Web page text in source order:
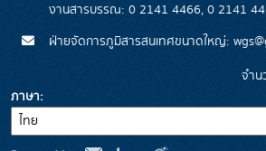
งานสารบรรณ: 0 2141 4466, 0 2141
ฝ่ายจัดการภูมิสารสนเทศขนาดใหญ่:
จำน
ภาษา